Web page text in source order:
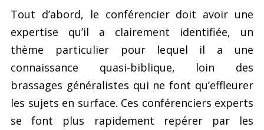
Tout d’abord, le conférencier doit avoir une
expertise qu’il a clairement identifiée, un
thème particulier pour lequel il a une
connaissance quasi-biblique, loin des
brassages généralistes qui ne font qu’effleurer
les sujets en surface. Ces conférenciers experts
se font plus rapidement repérer par les